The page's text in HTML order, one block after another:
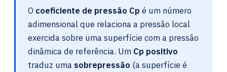
O coeficiente de pressão Cp é um número
adimensional que relaciona a pressão local
exercida sobre uma superfície com a pressão
dinâmica de referência. Um Cp positivo
traduz uma sobrepressão (a superfície é